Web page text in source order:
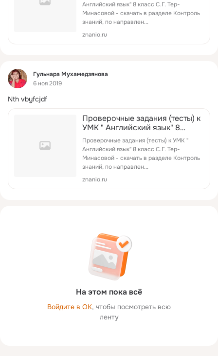
Английский язык" 8 класс С.Г. Тер-
Минасовой - скачать в разделе Контроль
знаний, по направлен...
znanio.ru
Фид
Гульнара Мухамедзянова
6 ноя 2019
Nth vbyfcjdf
Проверочные задания (тесты) к
УМК " Английский язык" 8
класс С.Г. Тер-Минасовой
Проверочные задания (тесты) к УМК "
Английский язык" 8 класс С.Г. Тер-
Минасовой - скачать в разделе Контроль
знаний, по направлен...
znanio.ru
На этом пока всё
Войдите в ОК, чтобы посмотреть всю
ленту